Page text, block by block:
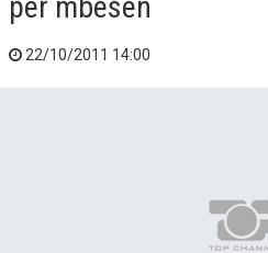
22/10/2011 14:00